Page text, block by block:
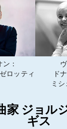
：
ロッティ
ド
ミ
家 ジョル
ギス